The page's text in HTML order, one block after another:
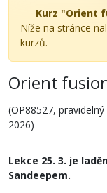
Kurz "Orient
Níže na stránce
kurzů.
Orient
(OP88527,
2026)
Lekce 25. 3. je
Sandeepem.